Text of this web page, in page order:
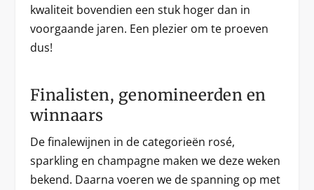
kwaliteit bovendien een stuk hoger dan in
voorgaande jaren. Een plezier om te proeven
dus!
Finalisten, genomineerden en
winnaars
De finalewijnen in de categorieën rosé,
sparkling en champagne maken we deze weken
bekend. Daarna voeren we de spanning op met